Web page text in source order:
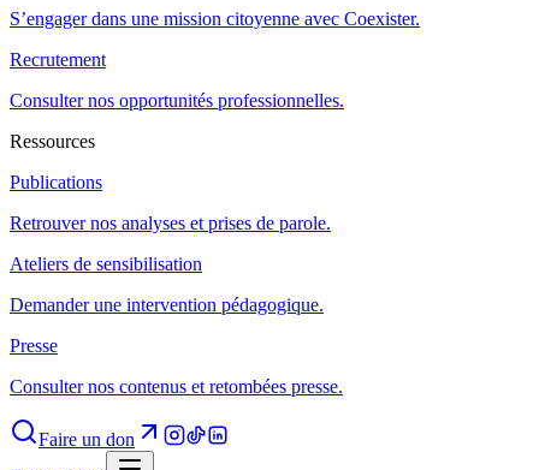
S’engager dans une mission citoyenne avec Coexister.
Recrutement
Consulter nos opportunités professionnelles.
Ressources
Publications
Retrouver nos analyses et prises de parole.
Ateliers de sensibilisation
Demander une intervention pédagogique.
Presse
Consulter nos contenus et retombées presse.
Faire un don